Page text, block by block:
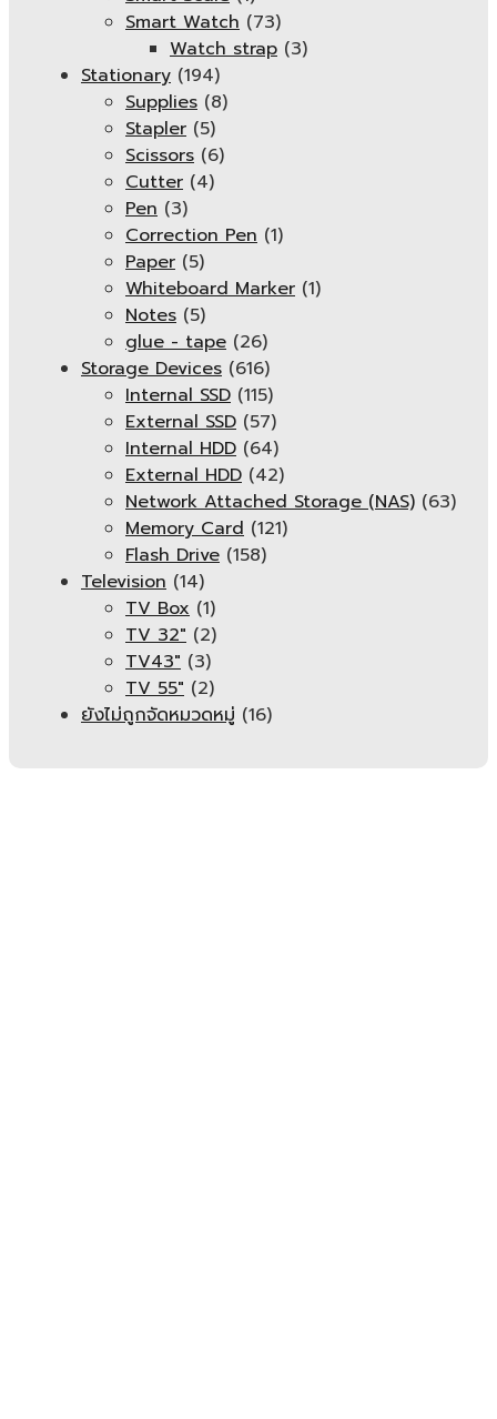
Smart Watch (73)
Watch strap (3)
Stationary (194)
Supplies (8)
Stapler (5)
Scissors (6)
Cutter (4)
Pen (3)
Correction Pen (1)
Paper (5)
Whiteboard Marker (1)
Notes (5)
glue - tape (26)
Storage Devices (616)
Internal SSD (115)
External SSD (57)
Internal HDD (64)
External HDD (42)
Network Attached Storage (NAS) (63)
Memory Card (121)
Flash Drive (158)
Television (14)
TV Box (1)
TV 32" (2)
TV43" (3)
TV 55" (2)
ยังไม่ถูกจัดหมวดหมู่ (16)